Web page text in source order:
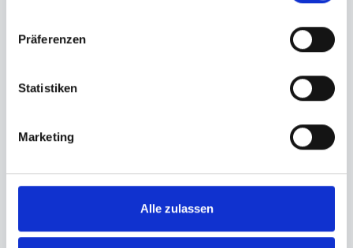
Präferenzen
Statistiken
Marketing
Alle zulassen
Wie meistere ich denn das Leben an sich?
wieder alles völlig zusammenbricht?
Ich fuhr zu Seminaren in ganz Deutschland.